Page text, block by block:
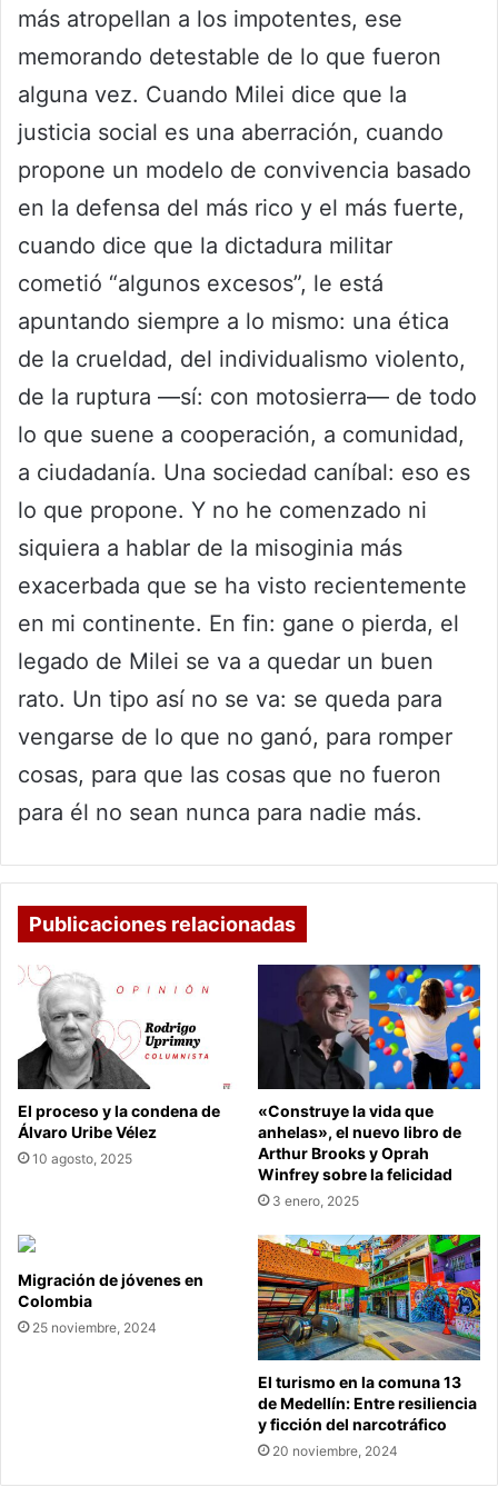
más atropellan a los impotentes, ese
memorando detestable de lo que fueron
alguna vez. Cuando Milei dice que la
justicia social es una aberración, cuando
propone un modelo de convivencia basado
en la defensa del más rico y el más fuerte,
cuando dice que la dictadura militar
cometió “algunos excesos”, le está
apuntando siempre a lo mismo: una ética
de la crueldad, del individualismo violento,
de la ruptura —sí: con motosierra— de todo
lo que suene a cooperación, a comunidad,
a ciudadanía. Una sociedad caníbal: eso es
lo que propone. Y no he comenzado ni
siquiera a hablar de la misoginia más
exacerbada que se ha visto recientemente
en mi continente. En fin: gane o pierda, el
legado de Milei se va a quedar un buen
rato. Un tipo así no se va: se queda para
vengarse de lo que no ganó, para romper
cosas, para que las cosas que no fueron
para él no sean nunca para nadie más.
Publicaciones relacionadas
El proceso y la condena de
Álvaro Uribe Vélez
10 agosto, 2025
«Construye la vida que
anhelas», el nuevo libro de
Arthur Brooks y Oprah
Winfrey sobre la felicidad
3 enero, 2025
Migración de jóvenes en
Colombia
25 noviembre, 2024
El turismo en la comuna 13
de Medellín: Entre resiliencia
y ficción del narcotráfico
20 noviembre, 2024